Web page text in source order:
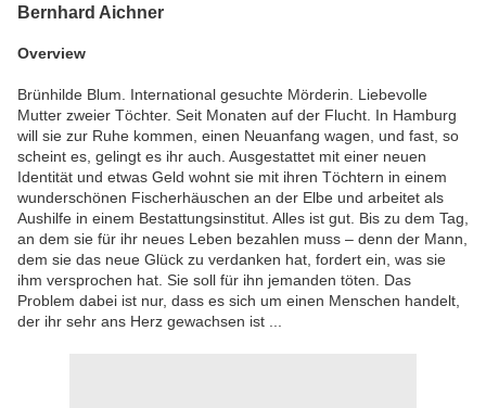
Bernhard Aichner
Overview
Brünhilde Blum. International gesuchte Mörderin. Liebevolle
Mutter zweier Töchter. Seit Monaten auf der Flucht. In Hamburg
will sie zur Ruhe kommen, einen Neuanfang wagen, und fast, so
scheint es, gelingt es ihr auch. Ausgestattet mit einer neuen
Identität und etwas Geld wohnt sie mit ihren Töchtern in einem
wunderschönen Fischerhäuschen an der Elbe und arbeitet als
Aushilfe in einem Bestattungsinstitut. Alles ist gut. Bis zu dem Tag,
an dem sie für ihr neues Leben bezahlen muss – denn der Mann,
dem sie das neue Glück zu verdanken hat, fordert ein, was sie
ihm versprochen hat. Sie soll für ihn jemanden töten. Das
Problem dabei ist nur, dass es sich um einen Menschen handelt,
der ihr sehr ans Herz gewachsen ist ...